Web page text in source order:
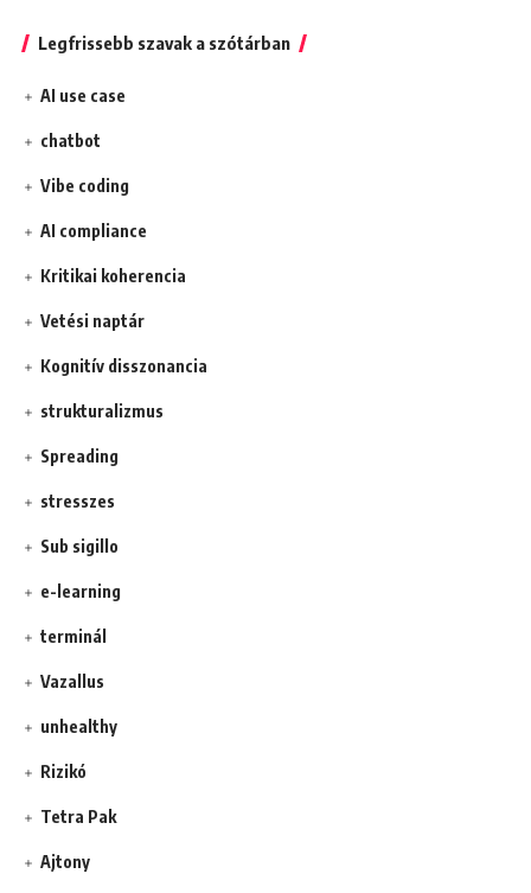
Legfrissebb szavak a szótárban
AI use case
chatbot
Vibe coding
AI compliance
Kritikai koherencia
Vetési naptár
Kognitív disszonancia
strukturalizmus
Spreading
stresszes
Sub sigillo
e-learning
terminál
Vazallus
unhealthy
Rizikó
Tetra Pak
Ajtony